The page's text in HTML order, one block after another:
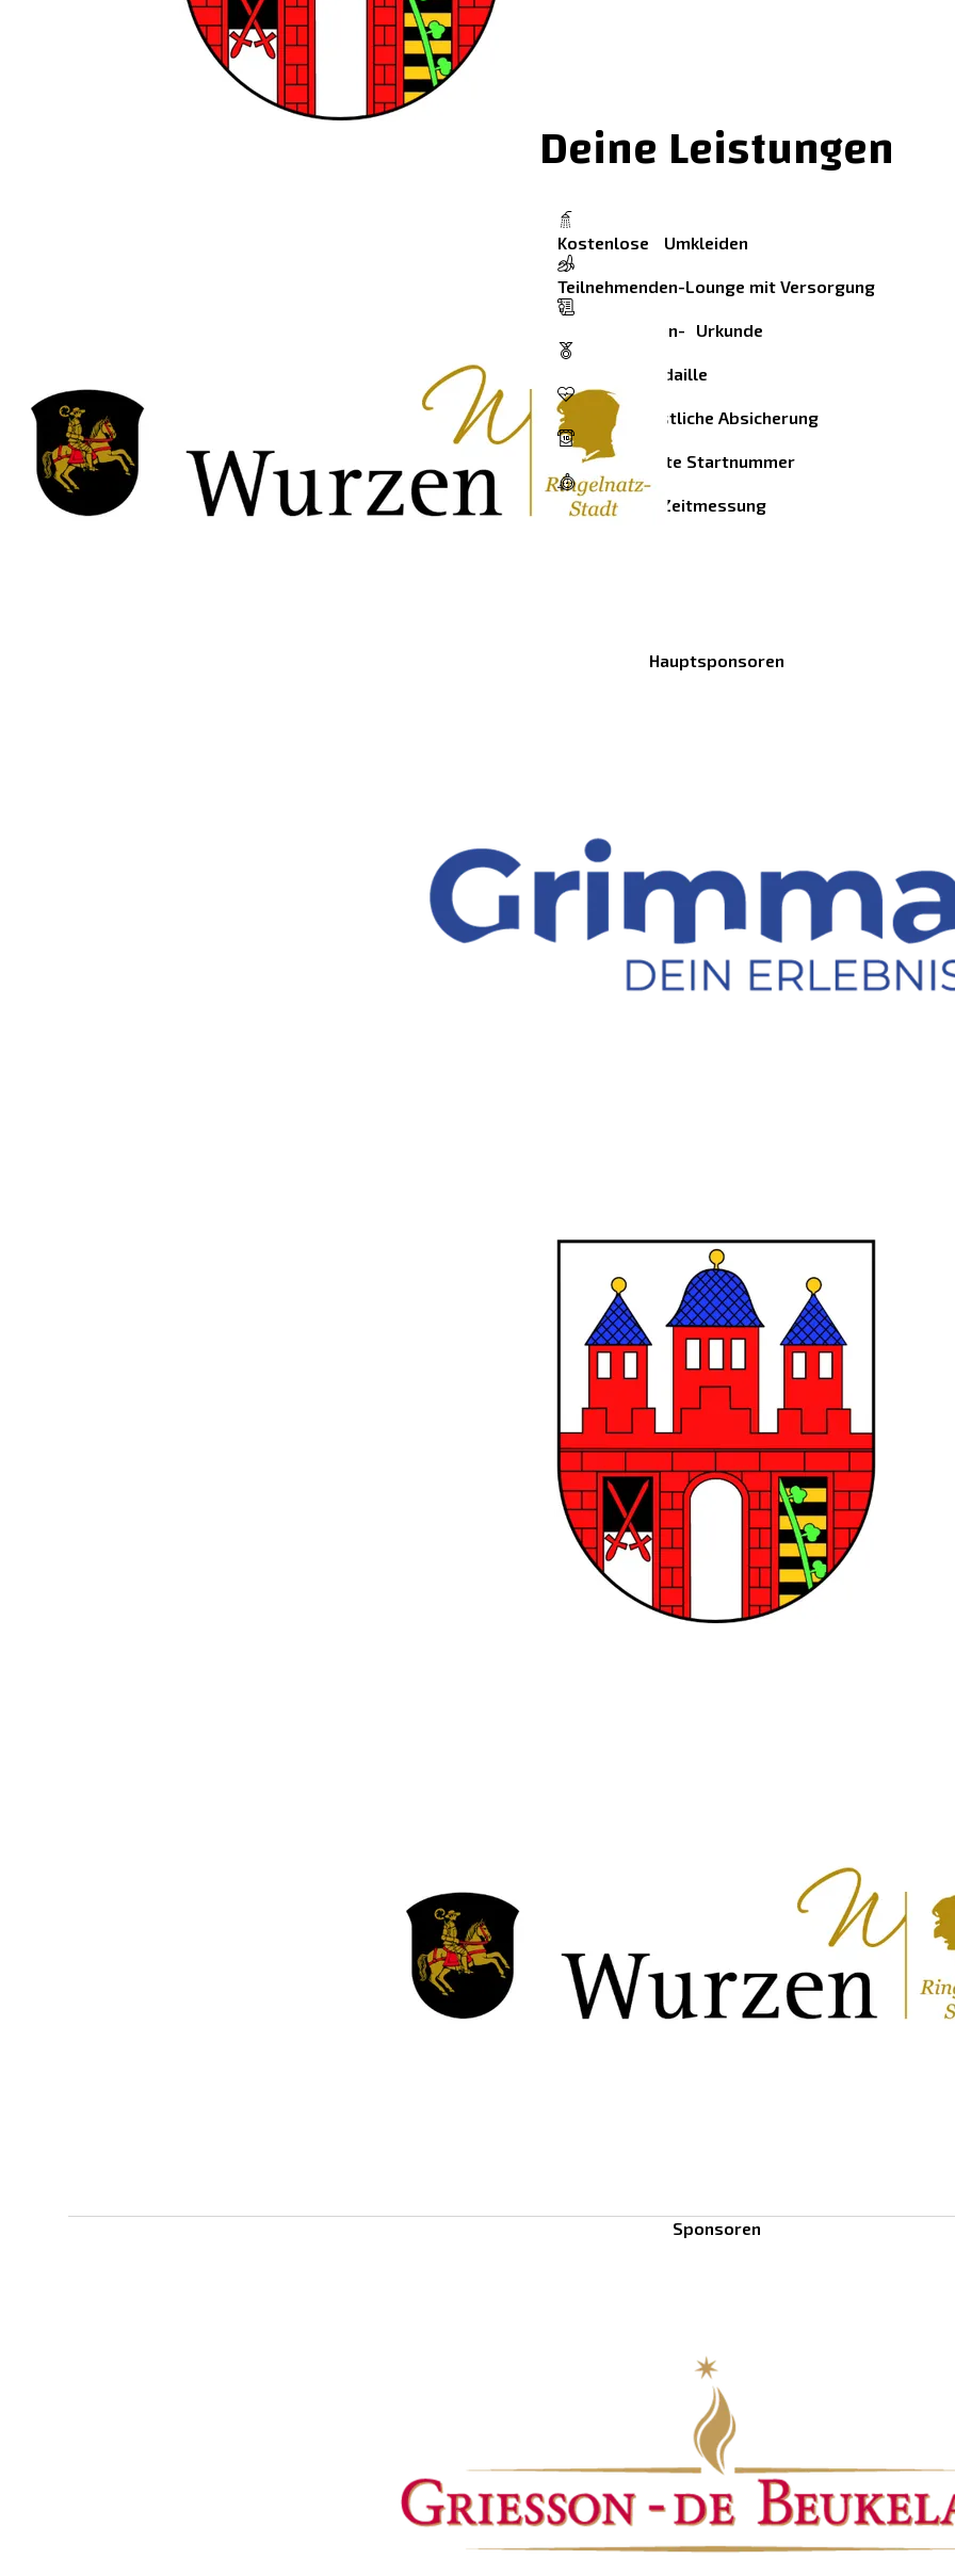
Deine Leistungen
Kostenlose Umkleiden
Teilnehmenden-Lounge mit Versorgung
Teilnehmenden- Urkunde
Finisher- Medaille
Sanitätsdienstliche Absicherung
Personalisierte Startnummer
Individuelle Zeitmessung
Hauptsponsoren
Sponsoren